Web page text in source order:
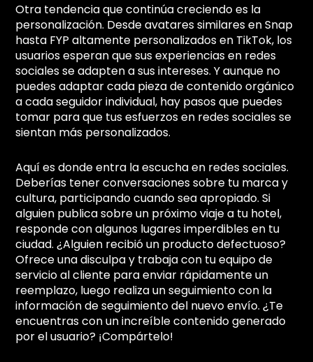
Otra tendencia que continúa creciendo es la
personalización. Desde avatares similares en Snap
hasta FYP altamente personalizados en TikTok, los
usuarios esperan que sus experiencias en redes
sociales se adapten a sus intereses. Y aunque no
puedes adaptar cada pieza de contenido orgánico
a cada seguidor individual, hay pasos que puedes
tomar para que tus esfuerzos en redes sociales se
sientan más personalizados.
Aquí es donde entra la escucha en redes sociales.
Deberías tener conversaciones sobre tu marca y
cultura, participando cuando sea apropiado. Si
alguien publica sobre un próximo viaje a tu hotel,
responde con algunos lugares imperdibles en tu
ciudad. ¿Alguien recibió un producto defectuoso?
Ofrece una disculpa y trabaja con tu equipo de
servicio al cliente para enviar rápidamente un
reemplazo, luego realiza un seguimiento con la
información de seguimiento del nuevo envío. ¿Te
encuentras con un increíble contenido generado
por el usuario? ¡Compártelo!